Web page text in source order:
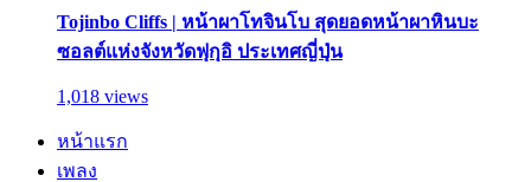
Tojinbo Cliffs | หน้าผาโทจินโบ สุดยอดหน้าผาหินบะ
ซอลต์แห่งจังหวัดฟุกุอิ ประเทศญี่ปุ่น
1,018 views
หน้าแรก
เพลง